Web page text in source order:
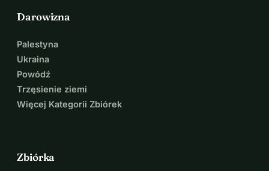
Darowizna
Palestyna
Ukraina
Powódź
Trzęsienie ziemi
Więcej Kategorii Zbiórek
Zbiórka